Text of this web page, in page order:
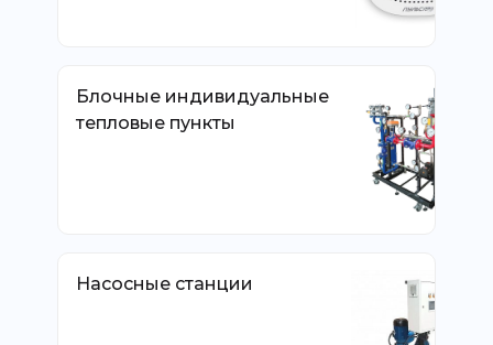
Блочные индивидуальные
тепловые пункты
Насосные станции